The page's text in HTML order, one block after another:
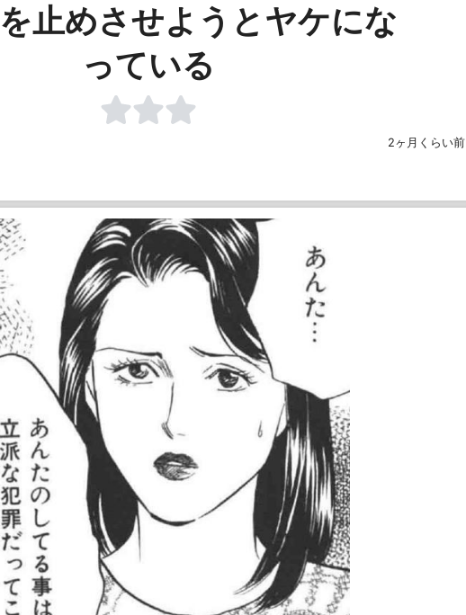
止めさせようとヤケにな
っている
2ヶ月くらい前